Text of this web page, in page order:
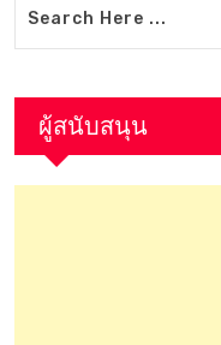
ผู้สนับสนุน